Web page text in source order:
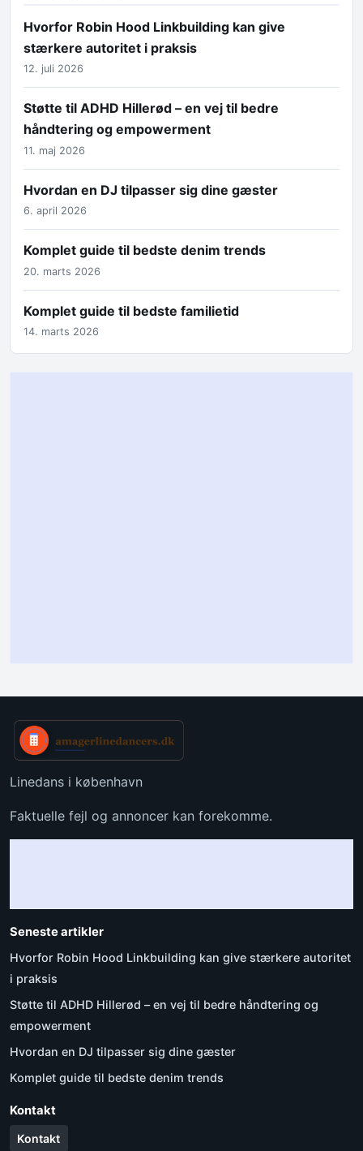
Hvorfor Robin Hood Linkbuilding kan give
stærkere autoritet i praksis
12. juli 2026
Støtte til ADHD Hillerød – en vej til bedre
håndtering og empowerment
11. maj 2026
Hvordan en DJ tilpasser sig dine gæster
6. april 2026
Komplet guide til bedste denim trends
20. marts 2026
Komplet guide til bedste familietid
14. marts 2026
Linedans i københavn
Faktuelle fejl og annoncer kan forekomme.
Seneste artikler
Hvorfor Robin Hood Linkbuilding kan give stærkere autoritet
i praksis
Støtte til ADHD Hillerød – en vej til bedre håndtering og
empowerment
Hvordan en DJ tilpasser sig dine gæster
Komplet guide til bedste denim trends
Kontakt
Kontakt